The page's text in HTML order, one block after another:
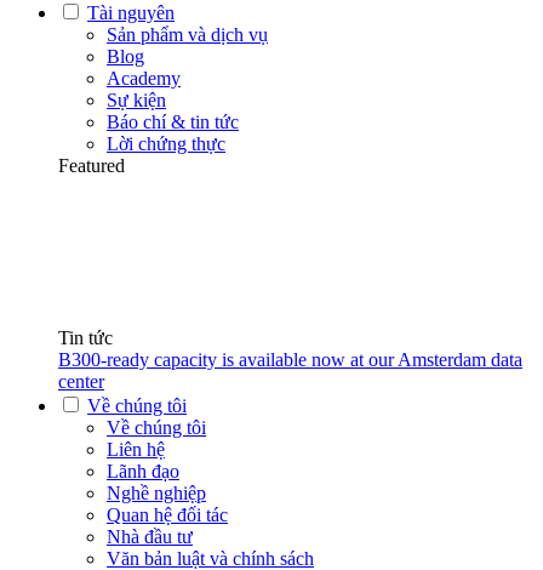
Tài nguyên
Sản phẩm và dịch vụ
Blog
Academy
Sự kiện
Báo chí & tin tức
Lời chứng thực
Featured
Tin tức
B300-ready capacity is available now at our Amsterdam data
center
Về chúng tôi
Về chúng tôi
Liên hệ
Lãnh đạo
Nghề nghiệp
Quan hệ đối tác
Nhà đầu tư
Văn bản luật và chính sách